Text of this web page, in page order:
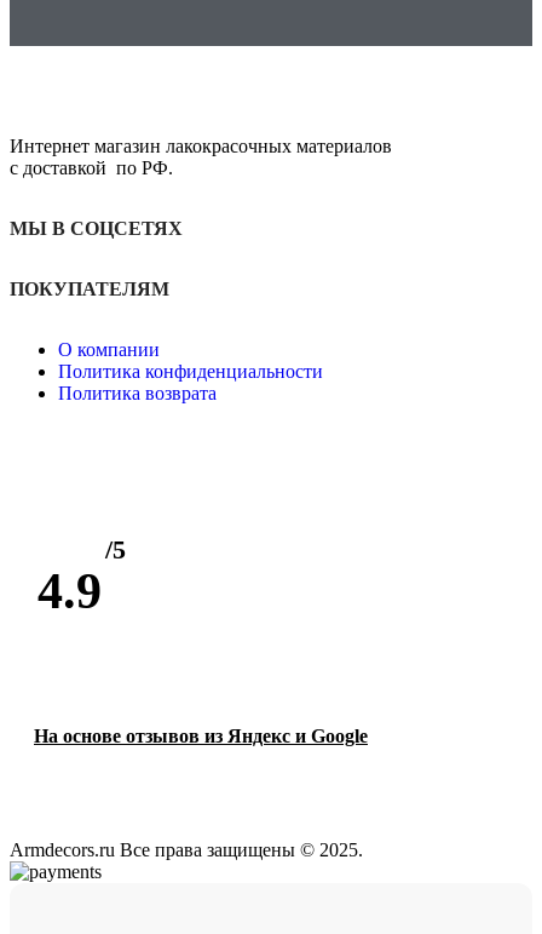
Интернет магазин лакокрасочных материалов
с доставкой по РФ.
МЫ В СОЦСЕТЯХ
ПОКУПАТЕЛЯМ
О компании
Политика конфиденциальности
Политика возврата
4.9
/5
На основе отзывов из Яндекс и Google
Armdecors.ru Все права защищены © 2025. ​